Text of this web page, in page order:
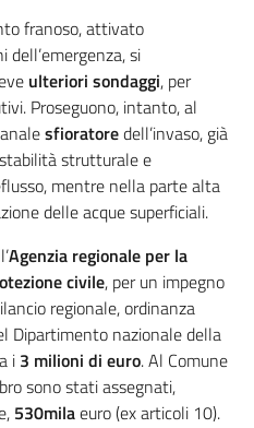
franoso, attivato
dell’emergenza, si
ulteriori sondaggi, per
Proseguono, intanto, al
sfioratoredell’invaso, già
strutturale e
mentre nella parte alta
delle acque superficiali.
Agenzia regionale per la
civile, per un impegno
regionale, ordinanza
Dipartimento nazionale della
i 3 milioni di euro. Al Comune
sono stati assegnati,
530milaeuro (ex articoli 10).